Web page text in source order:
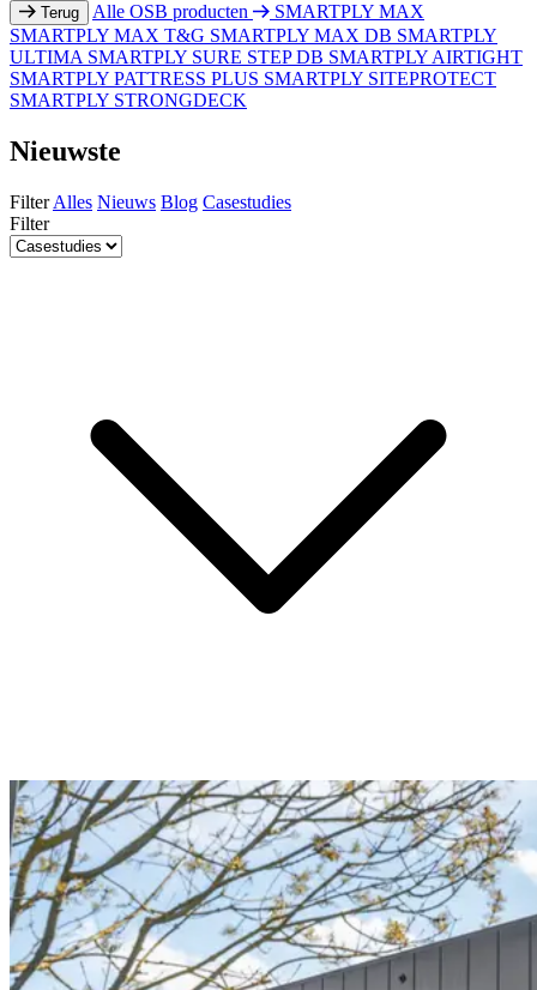
Terug Alle OSB producten
SMARTPLY MAX
SMARTPLY MAX T&G SMARTPLY MAX DB SMARTPLY
ULTIMA SMARTPLY SURE STEP DB SMARTPLY AIRTIGHT
SMARTPLY PATTRESS PLUS SMARTPLY SITEPROTECT
SMARTPLY STRONGDECK
Nieuwste
Filter Alles Nieuws Blog Casestudies
Filter